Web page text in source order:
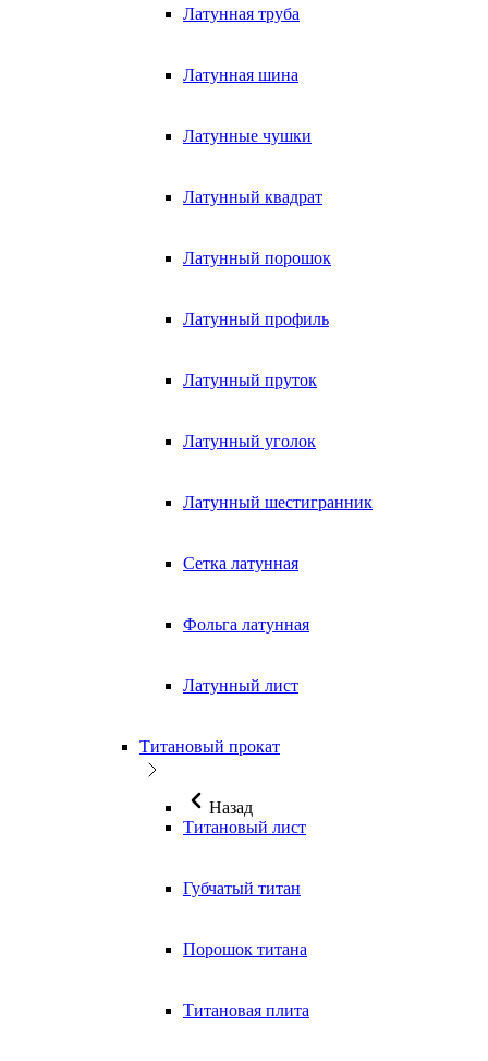
Латунная труба
Латунная шина
Латунные чушки
Латунный квадрат
Латунный порошок
Латунный профиль
Латунный пруток
Латунный уголок
Латунный шестигранник
Сетка латунная
Фольга латунная
Латунный лист
Титановый прокат
Назад
Титановый лист
Губчатый титан
Порошок титана
Титановая плита